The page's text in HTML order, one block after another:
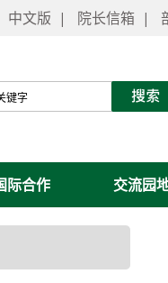
中文版 | 院长信箱 |
际合作 交流园